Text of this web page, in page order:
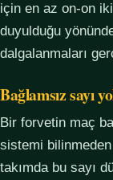
için en az on-on
duyulduğu
dalgalanmaları
Bağlamsız sayı
Bir forvetin maç
sistemi
takımda bu sayı